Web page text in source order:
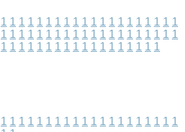
1 1 1 1 1 1 1 1 1 1 1 1 1 1 1 1 1 1 1 1
1 1 1 1 1 1 1 1 1 1 1 1 1 1 1 1 1 1 1 1
1 1 1 1 1 1 1 1 1 1 1 1 1 1 1 1 1 1
1 1 1 1 1 1 1 1 1 1 1 1 1 1 1 1 1 1 1 1